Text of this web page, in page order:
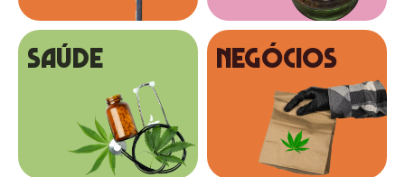
SAÚDE NEGÓCIOS